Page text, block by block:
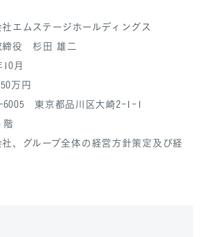
ムステージホールディングス
役 杉田 雄二
月
万円
6005 東京都品川区大崎2-1-1
階
、グループ全体の経営方針策定及び経